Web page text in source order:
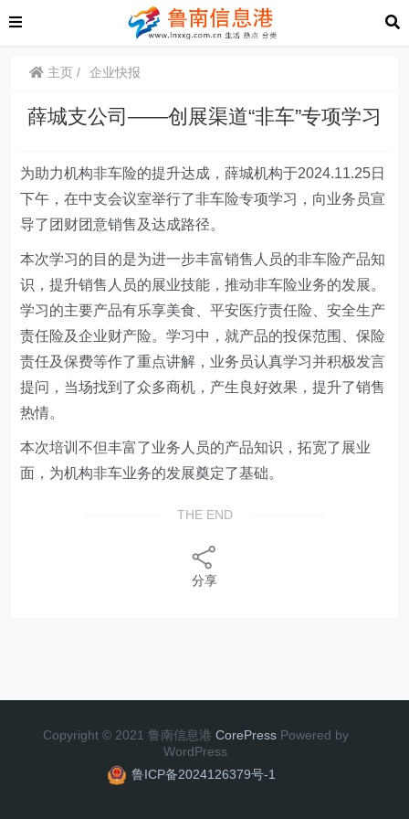
主页 企业快报
薛城支公司——创展渠道“非车”专项学习
为助力机构非车险的提升达成，薛城机构于2024.11.25日
下午，在中支会议室举行了非车险专项学习， 向业务员宣
导了团财团意销售 及达成路径。
本次学习的目的是为进一步丰富销售人员的非车险产品知
识，提升销售人员的展业技能，推动非车险业务的发展。
学习的主要产品有乐享美食、平安医疗责任险 、安全生产
责任险及企业财产险。学习中，就产品的投保范围、保险
责任及保费等作了重点讲解，业务员认真学习并积极发言
提问，当场找到了众多商机，产生良好效果，提升了销售
热情。
本次培训不但丰富了业务人员的产品知识，拓宽了展业
面，为机构非车业务的发展奠定了基础。
THE END
分享
Copyright © 2021 鲁南信息港 CorePress Powered by
WordPress
鲁ICP备2024126379号-1